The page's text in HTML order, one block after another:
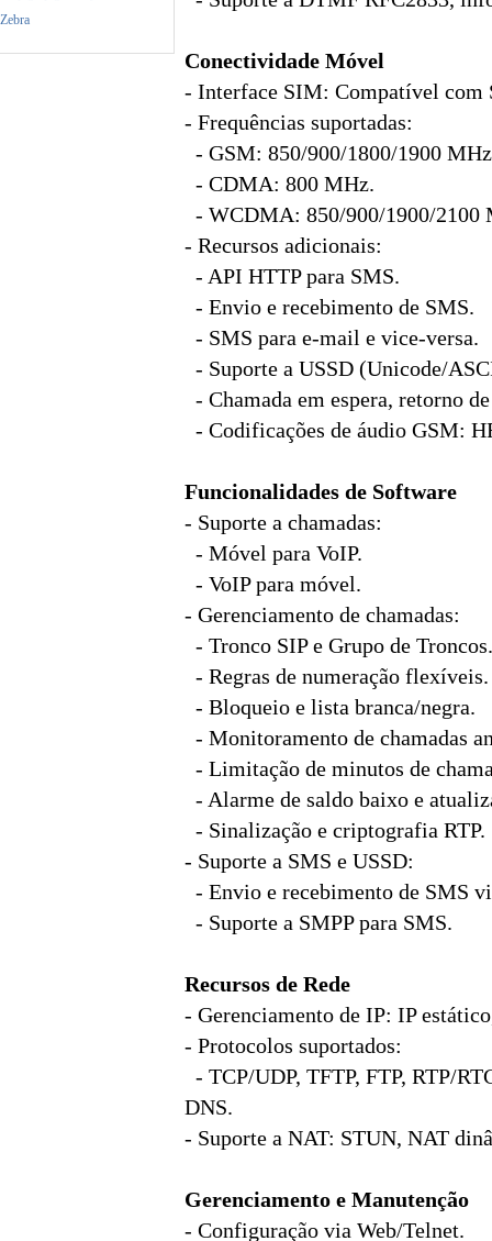
Zebra
Conectividade Móvel
- Interface SIM: Compatível com
- Frequências suportadas:
- GSM: 850/900/1800/1900
- CDMA: 800 MHz.
- WCDMA: 850/900/1900/2100
- Recursos adicionais:
- API HTTP para SMS.
- Envio e recebimento de SMS.
- SMS para e-mail e vice-versa.
- Suporte a USSD (Unicode/
- Chamada em espera, retorno
- Codificações de áudio GSM:
Funcionalidades de Software
- Suporte a chamadas:
- Móvel para VoIP.
- VoIP para móvel.
- Gerenciamento de chamadas:
- Tronco SIP e Grupo de Troncos.
- Regras de numeração flexíveis.
- Bloqueio e lista branca/negra.
- Monitoramento de chamadas
- Limitação de minutos de
- Alarme de saldo baixo e
- Sinalização e criptografia RTP.
- Suporte a SMS e USSD:
- Envio e recebimento de SMS
- Suporte a SMPP para SMS.
Recursos de Rede
- Gerenciamento de IP: IP
- Protocolos suportados:
- TCP/UDP, TFTP, FTP, RTP/
DNS.
- Suporte a NAT: STUN, NAT
Gerenciamento e Manutenção
- Configuração via Web/Telnet.